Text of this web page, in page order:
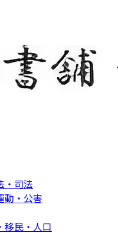
・司法
動・公害
移民・人口